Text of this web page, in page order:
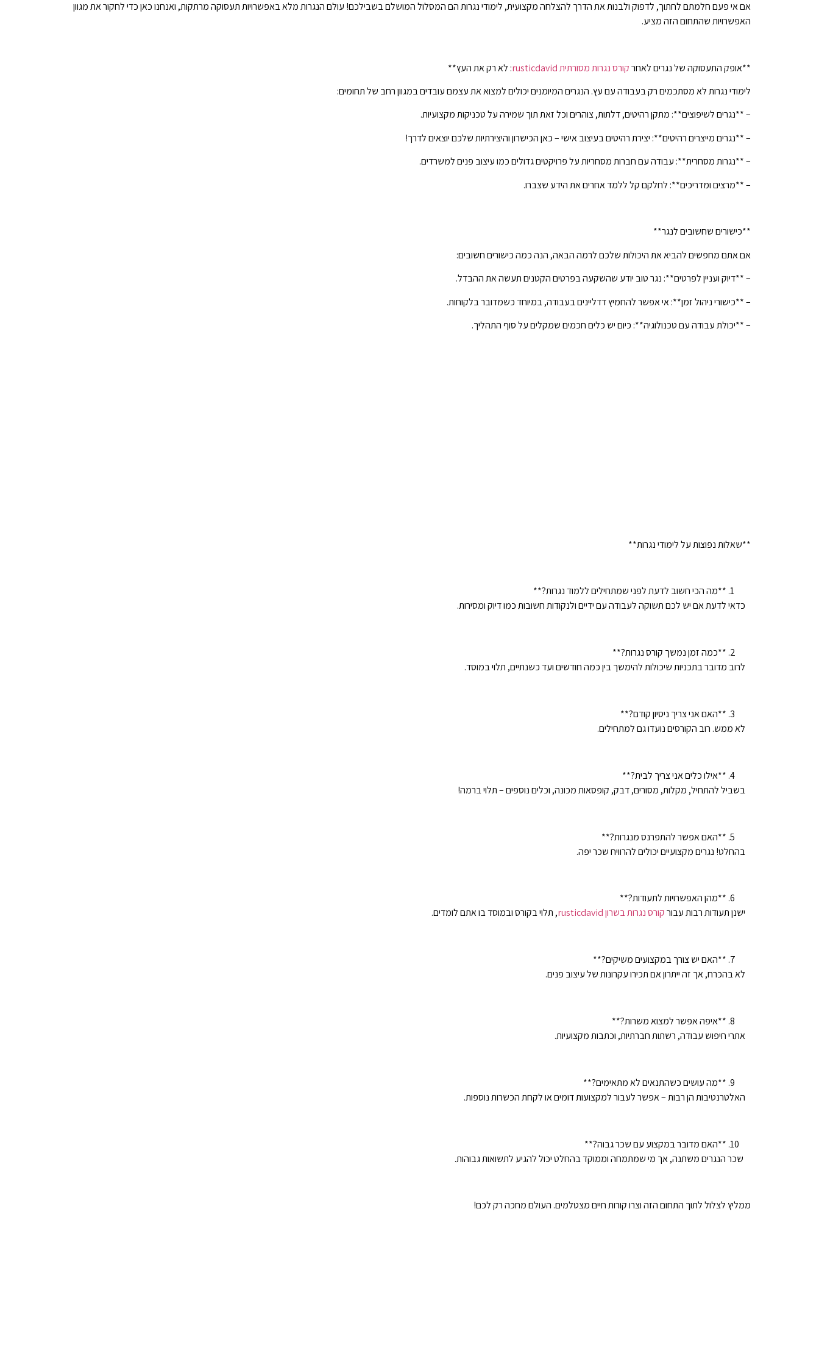
אם אי פעם חלמתם לחתוך, לדפוק ולבנות את הדרך להצלחה מקצועית, לימודי נגרות הם המסלול המושלם בשבילכם! עולם הנגרות מלא באפשרויות תעסוקה מרתקות, ואנחנו כאן כדי לחקור את מגוון
האפשרויות שהתחום הזה מציע.
**אופק התעסוקה של נגרים לאחרקורס נגרות מסורתית rusticdavid
: לא רק את העץ**
לימודי נגרות לא מסתכמים רק בעבודה עם עץ. הנגרים המיומנים יכולים למצוא את עצמם עובדים במגוון רחב של תחומים:
– **נגרים לשיפוצים**: מתקן רהיטים, דלתות, צוהרים וכל זאת תוך שמירה על טכניקות מקצועיות.
– **נגרים מייצרים רהיטים**: יצירת רהיטים בעיצוב אישי – כאן הכישרון והיצירתיות שלכם יוצאים לדרך!
– **נגרות מסחרית**: עבודה עם חברות מסחריות על פרויקטים גדולים כמו עיצוב פנים למשרדים.
– **מרצים ומדריכים**: לחלקם קל ללמד אחרים את הידע שצברו.
**כישורים שחשובים לנגר**
אם אתם מחפשים להביא את היכולות שלכם לרמה הבאה, הנה כמה כישורים חשובים:
– **דיוק ועניין לפרטים**: נגר טוב יודע שהשקעה בפרטים הקטנים תעשה את ההבדל.
– **כישורי ניהול זמן**: אי אפשר להחמיץ דדליינים בעבודה, במיוחד כשמדובר בלקוחות.
– **יכולת עבודה עם טכנולוגיה**: כיום יש כלים חכמים שמקלים על סוף התהליך.
**שאלות נפוצות על לימודי נגרות**
**מה הכי חשוב לדעת לפני שמתחילים ללמוד נגרות?**
כדאי לדעת אם יש לכם תשוקה לעבודה עם ידיים ולנקודות חשובות כמו דיוק ומסירות.
**כמה זמן נמשך קורס נגרות?**
לרוב מדובר בתכניות שיכולות להימשך בין כמה חודשים ועד כשנתיים, תלוי במוסד.
**האם אני צריך ניסיון קודם?**
לא ממש. רוב הקורסים נועדו גם למתחילים.
**אילו כלים אני צריך לבית?**
בשביל להתחיל, מקלות, מסורים, דבק, קופסאות מכונה, וכלים נוספים – תלוי ברמה!
**האם אפשר להתפרנס מנגרות?**
בהחלט! נגרים מקצועיים יכולים להרוויח שכר יפה.
**מהן האפשרויות לתעודות?**
ישנן תעודות רבות עבורקורס נגרות בשרון rusticdavid , תלוי בקורס ובמוסד בו אתם לומדים.
**האם יש צורך במקצועים משיקים?**
לא בהכרח, אך זה ייתרון אם תכירו עקרונות של עיצוב פנים.
**איפה אפשר למצוא משרות?**
אתרי חיפוש עבודה, רשתות חברתיות, וכתבות מקצועיות.
**מה עושים כשהתנאים לא מתאימים?**
האלטרנטיבות הן רבות – אפשר לעבור למקצועות דומים או לקחת הכשרות נוספות.
**האם מדובר במקצוע עם שכר גבוה?**
שכר הנגרים משתנה, אך מי שמתמחה וממוקד בהחלט יכול להגיע לתשואות גבוהות.
ממליץ לצלול לתוך התחום הזה וצרו קורות חיים מצטלמים. העולם מחכה רק לכם!